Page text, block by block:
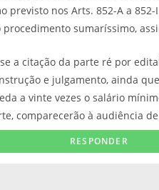
previsto nos Arts. 852-A a
procedimento sumaríssimo,
a citação da parte ré por
e julgamento, ainda
a vinte vezes o salário
comparecerão à audiência